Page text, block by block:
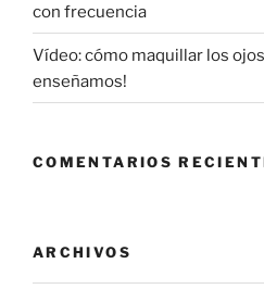
con frecuencia
Vídeo: cómo maquillar los
enseñamos!
COMENTARIOS
ARCHIVOS